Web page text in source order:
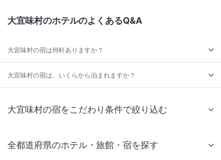
大宜味村のホテルのよくあるQ&A
大宜味村の宿は何軒ありますか？
大宜味村の宿は、いくらから泊まれますか？
大宜味村の宿をこだわり条件で絞り込む
全都道府県のホテル・旅館・宿を探す